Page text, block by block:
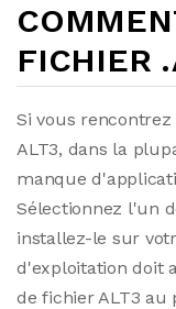
FICHIER
Si vous
ALT3, dans la
manque
Sélectionnez l'un
installez-le sur
d'exploitation doit
de fichier ALT3 au